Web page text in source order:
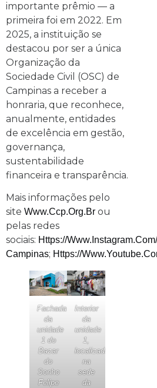
importante prêmio — a
primeira foi em 2022. Em
2025, a instituição se
destacou por ser a única
Organização da
Sociedade Civil (OSC) de
Campinas a receber a
honraria, que reconhece,
anualmente, entidades
de excelência em gestão,
governança,
sustentabilidade
financeira e transparência.
Mais informações pelo
site Www.ccp.org.br ou
pelas redes
sociais: Https://
Campinas; Https://
Fachada
da
unidade
1 do
Bazar
do
Sonho
Felipe
Interior
da
unidade
1,
localizada
na
sede
da